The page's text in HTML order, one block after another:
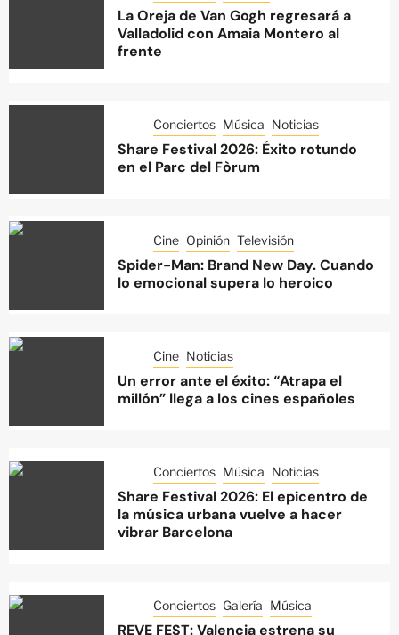
La Oreja de Van Gogh regresará a
Valladolid con Amaia Montero al
frente
Conciertos Música Noticias
Share Festival 2026: Éxito rotundo
en el Parc del Fòrum
Cine Opinión Televisión
Spider-Man: Brand New Day. Cuando
lo emocional supera lo heroico
Cine Noticias
Un error ante el éxito: “Atrapa el
millón” llega a los cines españoles
Conciertos Música Noticias
Share Festival 2026: El epicentro de
la música urbana vuelve a hacer
vibrar Barcelona
Conciertos Galería Música
REVE FEST: Valencia estrena su